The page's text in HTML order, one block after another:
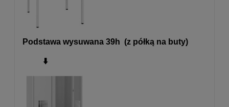
Podstawa wysuwana 39h (z półką na buty)
⬇️